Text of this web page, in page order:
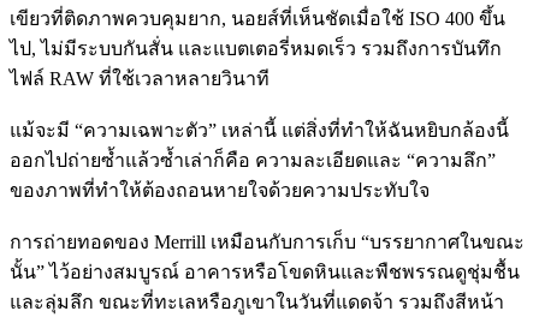
เขียวที่ติดภาพควบคุมยาก, นอยส์ที่เห็นชัดเมื่อใช้ ISO 400 ขึ้น
ไป, ไม่มีระบบกันสั่น และแบตเตอรี่หมดเร็ว รวมถึงการบันทึก
ไฟล์ RAW ที่ใช้เวลาหลายวินาที
แม้จะมี “ความเฉพาะตัว” เหล่านี้ แต่สิ่งที่ทำให้ฉันหยิบกล้องนี้
ออกไปถ่ายซ้ำแล้วซ้ำเล่าก็คือ ความละเอียดและ “ความลึก”
ของภาพที่ทำให้ต้องถอนหายใจด้วยความประทับใจ
การถ่ายทอดของ Merrill เหมือนกับการเก็บ “บรรยากาศในขณะ
นั้น” ไว้อย่างสมบูรณ์ อาคารหรือโขดหินและพืชพรรณดูชุ่มชื้น
และลุ่มลึก ขณะที่ทะเลหรือภูเขาในวันที่แดดจ้า รวมถึงสีหน้า